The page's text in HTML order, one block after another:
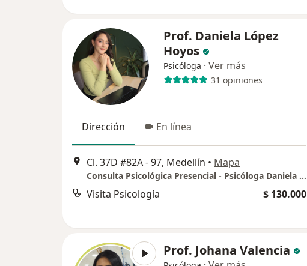
Prof. Daniela López
Hoyos
Psicóloga · Ver más
31 opiniones
Dirección En línea
Cl. 37D #82A - 97, Medellín • Mapa
Consulta Psicológica Presencial - Psicóloga Daniela López H.
Visita Psicología $ 130.000
Prof. Johana Valencia